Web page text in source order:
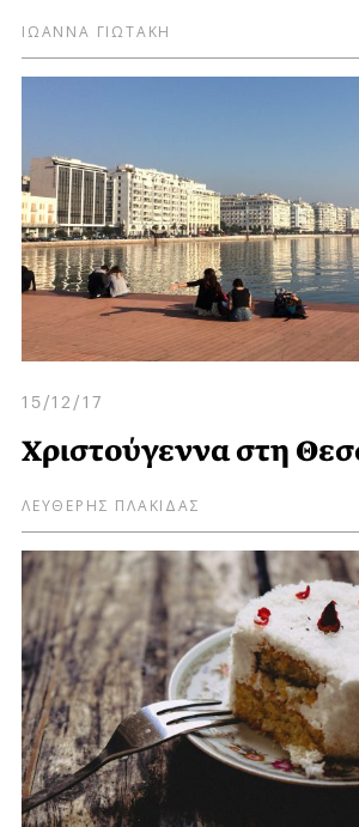
ΙΩΑΝΝΑ ΓΙΩΤΑΚΗ
15/12/17
Χριστούγεννα στη
ΛΕΥΘΕΡΗΣ ΠΛΑΚΙΔΑΣ